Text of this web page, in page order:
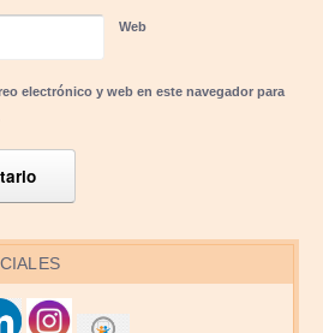
Web
electrónico y web en este navegador para